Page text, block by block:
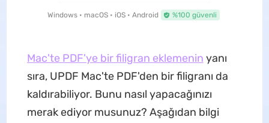
Windows • macOS • iOS • Android %100 güvenli
Mac'te PDF'ye bir filigran eklemenin yanı
sıra, UPDF Mac'te PDF'den bir filigranı da
kaldırabiliyor. Bunu nasıl yapacağınızı
merak ediyor musunuz? Aşağıdan bilgi